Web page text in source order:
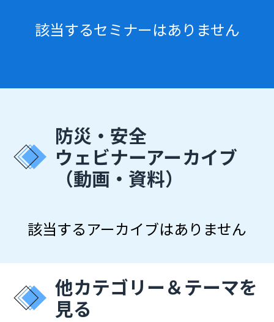
該当するセミナーはありません
防災・安全
ウェビナーアーカイブ
（動画・資料）
該当するアーカイブはありません
他カテゴリー＆テーマを
見る